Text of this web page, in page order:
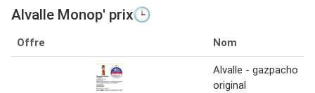
Alvalle Monop' prix🕒
Offre Nom
Alvalle - gazpacho
original